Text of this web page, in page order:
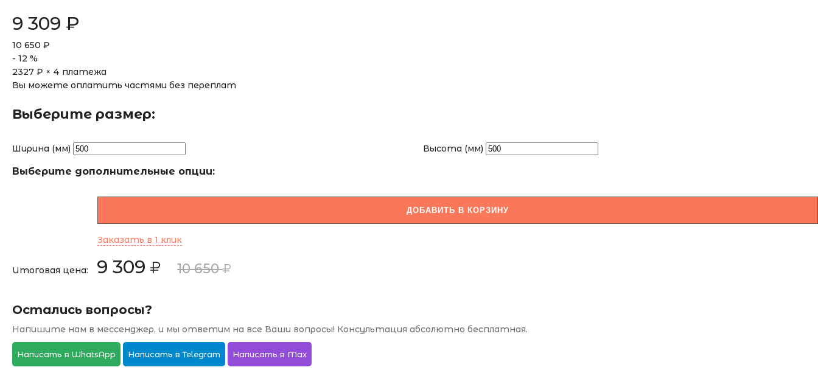
9 309 ₽
10 650 ₽
- 12 %
2327 ₽ × 4 платежа
Вы можете оплатить частями без переплат
Выберите размер:
Ширина (мм) Высота (мм)
Выберите дополнительные опции:
ДОБАВИТЬ В КОРЗИНУ
Заказать в 1 клик
Итоговая цена: 9 309 10 650
Остались вопросы?
Напишите нам в мессенджер, и мы ответим на все Ваши вопросы! Консультация абсолютно бесплатная.
Написать в WhatsApp Написать в Telegram Написать в Max